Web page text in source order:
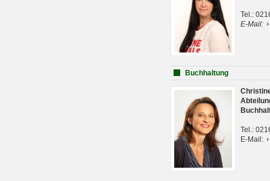
Tel.:
E-Mail:
Buchhaltung
Tel.:
E-Mail: